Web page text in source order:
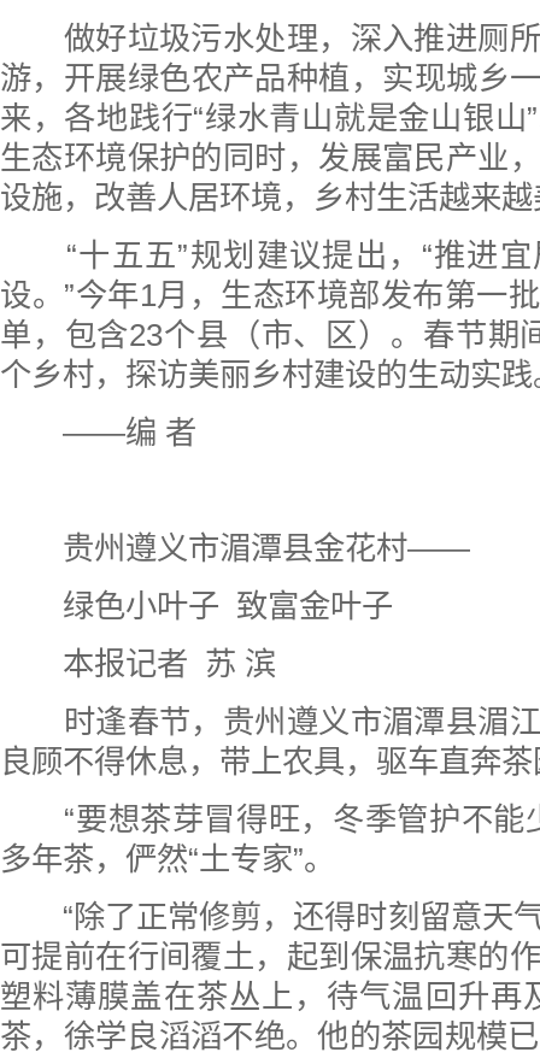
做好垃圾污水处理，深入推进厕所
游，开展绿色农产品种植，实现城
来，各地践行“绿水青山就是金山银山
生态环境保护的同时，发展富民产业
设施，改善人居环境，乡村生活越来
“十五五”规划建议提出，“推进宜
设。”今年1月，生态环境部发布第一
单，包含23个县（市、区）。春节期
个乡村，探访美丽乡村建设的生动实践
——编 者
贵州遵义市湄潭县金花村——
绿色小叶子 致富金叶子
本报记者 苏 滨
时逢春节，贵州遵义市湄潭县湄江
良顾不得休息，带上农具，驱车直奔
“要想茶芽冒得旺，冬季管护不能
多年茶，俨然“土专家”。
“除了正常修剪，还得时刻留意天
可提前在行间覆土，起到保温抗寒的
塑料薄膜盖在茶丛上，待气温回升再
茶，徐学良滔滔不绝。他的茶园规模